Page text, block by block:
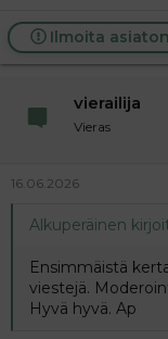
Ilmoita
vierailija
Vieras
16.06.2026
Alkuperäinen
Ensimmäistä
viestejä.
Hyvä hyvä. Ap